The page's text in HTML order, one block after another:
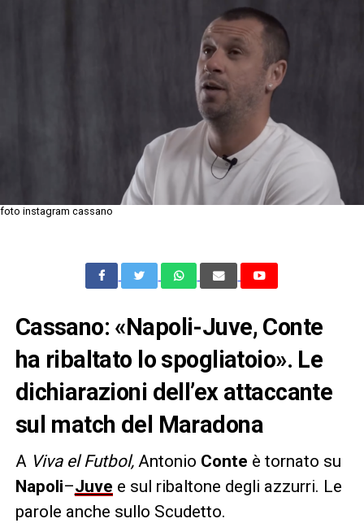
foto instagram cassano
Cassano: «Napoli-Juve, Conte
ha ribaltato lo spogliatoio». Le
dichiarazioni dell’ex attaccante
sul match del Maradona
AViva el Futbol,Antonio Conte è tornato su
Napoli–Juve e sul ribaltone degli azzurri. Le
parole anche sullo Scudetto.